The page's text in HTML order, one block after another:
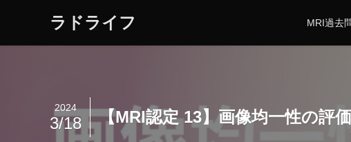
ラドライフ MRI過去
【MRI認定 13】画像均一性の評
2024
3/18